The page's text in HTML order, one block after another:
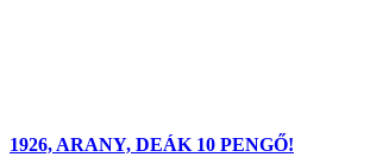
1926, ARANY, DEÁK 10 PENGŐ!